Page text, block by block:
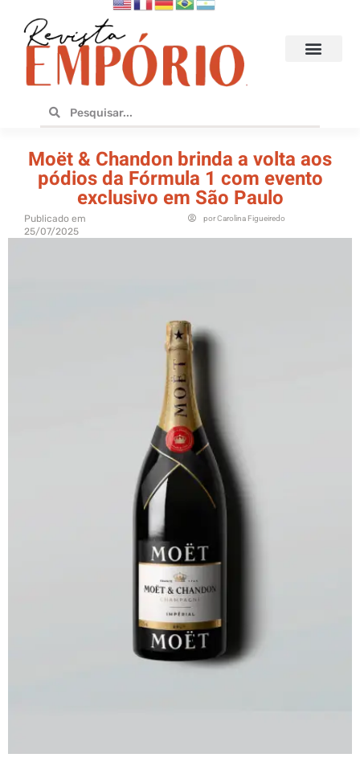
Moët & Chandon brinda a volta aos
pódios da Fórmula 1 com evento
exclusivo em São Paulo
Publicado em
25/07/2025
porCarolina Figueiredo